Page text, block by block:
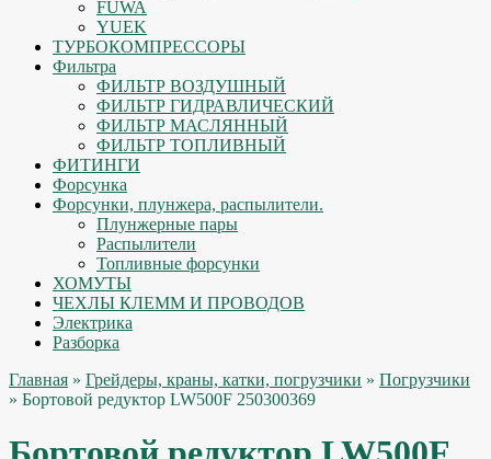
FUWA
YUEK
ТУРБОКОМПРЕССОРЫ
Фильтра
ФИЛЬТР ВОЗДУШНЫЙ
ФИЛЬТР ГИДРАВЛИЧЕСКИЙ
ФИЛЬТР МАСЛЯННЫЙ
ФИЛЬТР ТОПЛИВНЫЙ
ФИТИНГИ
Форсунка
Форсунки, плунжера, распылители.
Плунжерные пары
Распылители
Топливные форсунки
ХОМУТЫ
ЧЕХЛЫ КЛЕММ И ПРОВОДОВ
Электрика
Разборка
Главная » Грейдеры, краны, катки, погрузчики » Погрузчики
» Бортовой редуктор LW500F 250300369